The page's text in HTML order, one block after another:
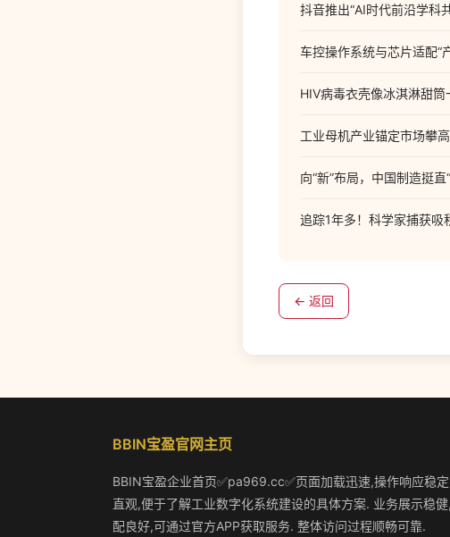
抖音推出“AI时代前沿学科
车控操作系统与芯片适配“
HIV病毒衣壳像冰淇淋甜筒
工业母机产业锚定市场攀
向“新”布局，中国制造挺直
追踪1年多！科学家捕获吸
← 返回
BBIN宝盈官网主页
BBIN宝盈企业首页✅pa969.cc✅页面加载迅速,操作响应稳
直观,便于了解工业数字化系统建设的具体方案. 业务展示稳
配良好,可通过官方APP获取服务. 整体访问过程顺畅可靠.